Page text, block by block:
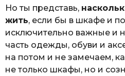
Но ты представь,
жить, если бы в шкафе и
исключительно важные и
часть одежды, обуви и
на потом и не замечаем,
не только шкафы, но и